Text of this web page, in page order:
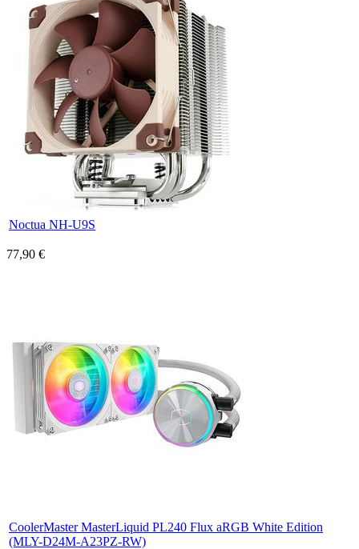
Noctua NH-U9S
77,90 €
CoolerMaster MasterLiquid PL240 Flux aRGB White Edition
(MLY-D24M-A23PZ-RW)